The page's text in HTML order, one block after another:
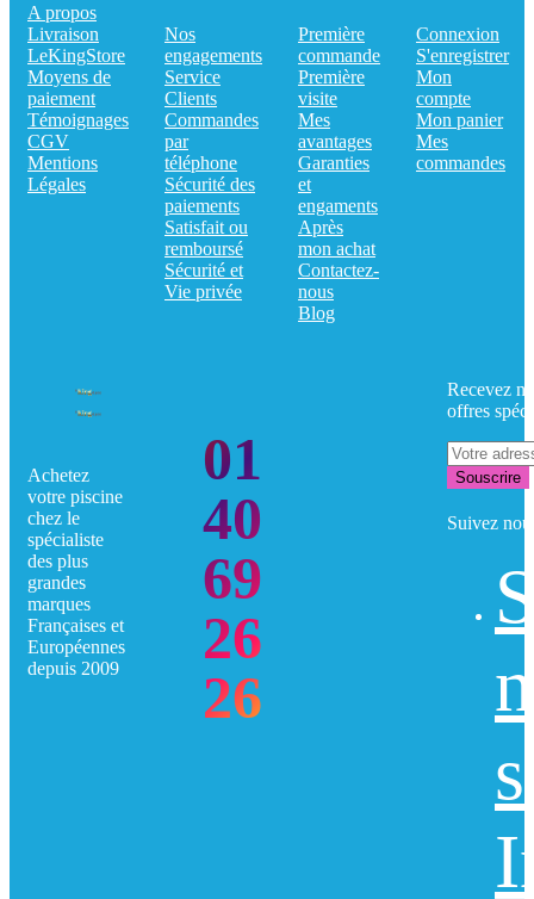
A propos
Livraison
LeKingStore
Moyens de
paiement
Témoignages
CGV
Mentions
Légales
Nos
engagements
Service
Clients
Commandes
par
téléphone
Sécurité des
paiements
Satisfait ou
remboursé
Sécurité et
Vie privée
Première
commande
Première
visite
Mes
avantages
Garanties
et
engaments
Après
mon achat
Contactez-
nous
Blog
Connexion
S'enregistrer
Mon
compte
Mon panier
Mes
commandes
Achetez
votre piscine
chez le
spécialiste
des plus
grandes
marques
Françaises et
Européennes
depuis 2009
01
40
69
26
26
Recevez
offres
Souscrire
Suivez